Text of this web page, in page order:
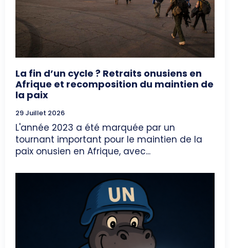
La fin d’un cycle ? Retraits onusiens en
Afrique et recomposition du maintien de
la paix
29 Juillet 2026
L'année 2023 a été marquée par un
tournant important pour le maintien de la
paix onusien en Afrique, avec...